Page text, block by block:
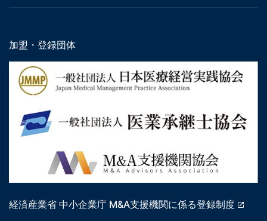
加盟・登録団体
経済産業省 中小企業庁 M&A支援機関に係る登録制度